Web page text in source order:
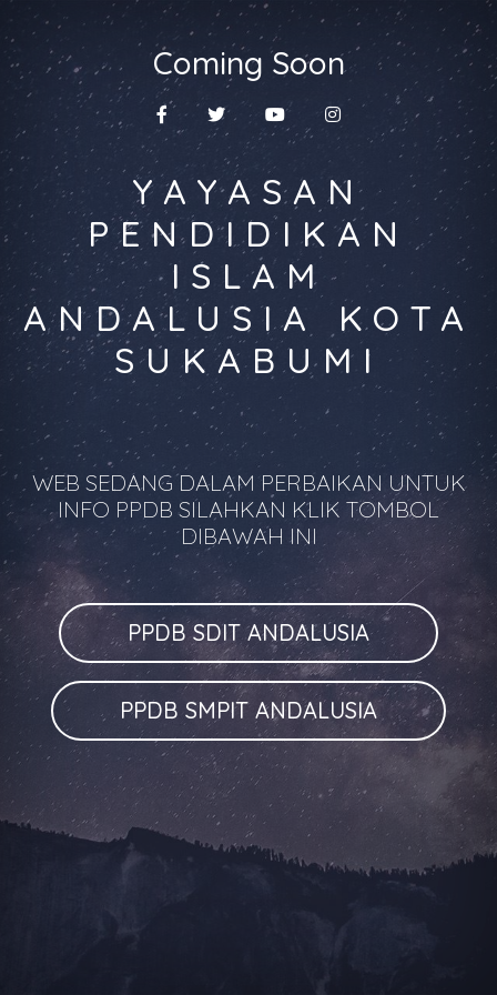
Coming Soon
YAYASAN
PENDIDIKAN
ISLAM
ANDALUSIA KOTA
SUKABUMI
WEB SEDANG DALAM PERBAIKAN UNTUK
INFO PPDB SILAHKAN KLIK TOMBOL
DIBAWAH INI
PPDB SDIT ANDALUSIA
PPDB SMPIT ANDALUSIA